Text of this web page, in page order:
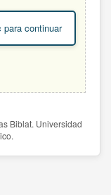
para continuar
Biblat. Universidad